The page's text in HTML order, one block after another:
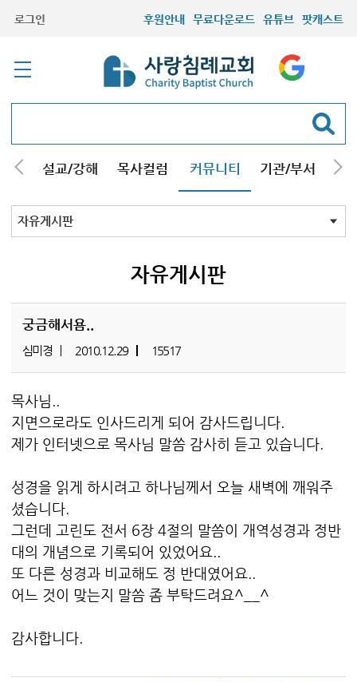
로그인 후원안내 무료다운로드 유튜브 팟캐스트
내 설교/강해 목사컬럼 커뮤니티 기관/부서 선
최근등록자료
자유게시판
자유게시판
궁금해서욤..
심미경 2010.12.29 15517
목사님..
지면으로라도 인사드리게 되어 감사드립니다.
제가 인터넷으로 목사님 말씀 감사히 듣고 있습니다.
성경을 읽게 하시려고 하나님께서 오늘 새벽에 깨워주
셨습니다.
그런데 고린도 전서 6장 4절의 말씀이 개역성경과 정반
대의 개념으로 기록되어 있었어요..
또 다른 성경과 비교해도 정 반대였어요..
어느 것이 맞는지 말씀 좀 부탁드려요^__^
감사합니다.